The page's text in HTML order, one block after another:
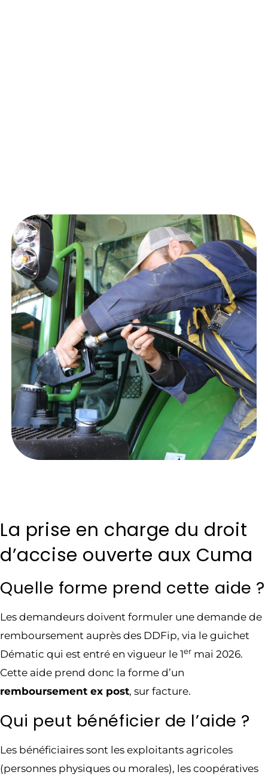
La prise en charge du droit
d’accise ouverte aux Cuma
Quelle forme prend cette aide ?
Les demandeurs doivent formuler une demande de
remboursement auprès des DDFip, via le guichet
Dématic qui est entré en vigueur le 1er mai 2026.
Cette aide prend donc la forme d’un
remboursement ex post, sur facture.
Qui peut bénéficier de l’aide ?
Les bénéficiaires sont les exploitants agricoles
(personnes physiques ou morales), les coopératives